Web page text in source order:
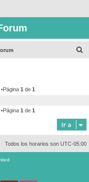
1 de 1
1 de 1
Ir a
Todos los horarios son UTC-05:00